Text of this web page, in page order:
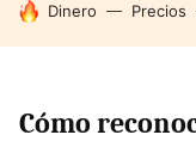
HOY SE HABLA DE
Dinero Precios
Cómo